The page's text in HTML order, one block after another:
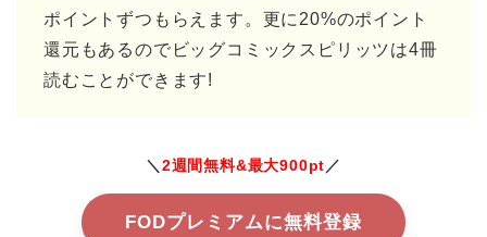
ポイントずつもらえます。更に20%のポイント
還元もあるのでビッグコミックスピリッツは4冊
読むことができます!
＼ 2週間無料&最大900pt ／
FODプレミアムに無料登録